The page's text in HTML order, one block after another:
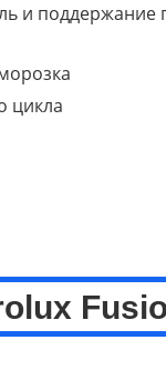
и поддержание
цикла